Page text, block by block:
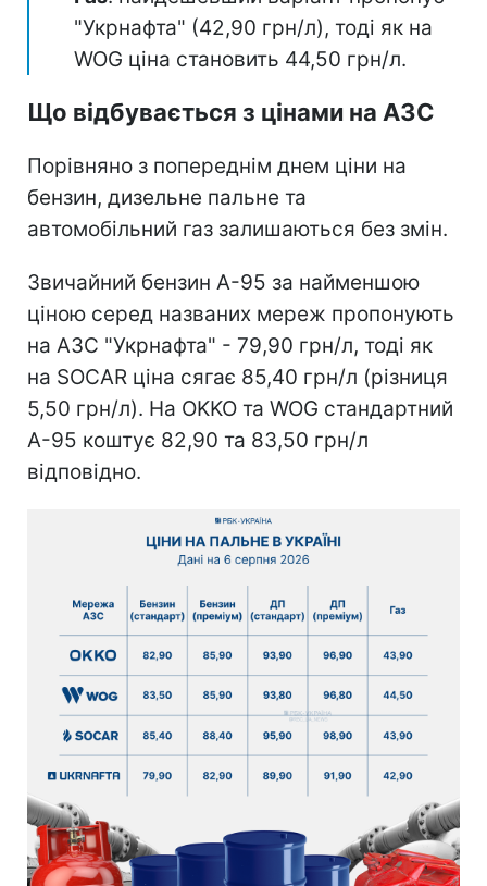
"Укрнафта" (42,90 грн/л), тоді як на
WOG ціна становить 44,50 грн/л.
Що відбувається з цінами на АЗС
Порівняно з попереднім днем ціни на
бензин, дизельне пальне та
автомобільний газ залишаються без змін.
Звичайний бензин А-95 за найменшою
ціною серед названих мереж пропонують
на АЗС "Укрнафта" - 79,90 грн/л, тоді як
на SOCAR ціна сягає 85,40 грн/л (різниця
5,50 грн/л). На OKKO та WOG стандартний
А-95 коштує 82,90 та 83,50 грн/л
відповідно.